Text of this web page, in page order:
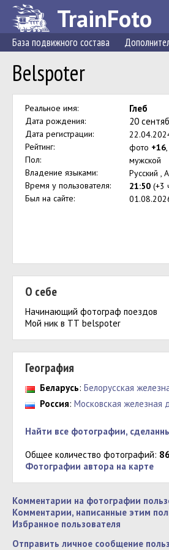
TrainFoto
База подвижного состава
Belspoter
Реальное имя: Глеб
Дата рождения: 20
Дата регистрации:
Рейтинг:
фото +16
Пол:
мужской
Владение языками:
Русский ,
Время у пользователя:
21:50 (+3
Был на сайте:
О себе
Начинающий фотограф поездов
Мой ник в ТТ belspoter
География
Беларусь: Белорусская
Россия: Московская железная
Найти все фотографии,
Общее количество фотографий: 86
Фотографии автора на карте
Комментарии на фотографии
Комментарии, написанные этим
Избранное пользователя
Отправить личное сообщение